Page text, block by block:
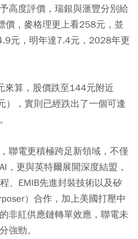
高度評價，瑞銀與滙豐分別給
價，麥格理更上看258元，並
元，明年達7.4元，2028年更
來算，股價跌至144元附近
），實則已經跌出了一個可逢
聯電更積極跨足新領域，不僅
，更與英特爾展開深度結盟，
、EMIB先進封裝技術以及矽
）合作，加上美國打壓中
非紅供應鏈轉單效應，聯電未
強勁。